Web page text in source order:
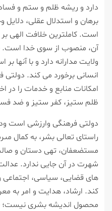
دارد و ريشه ظلم و ستم و فساد
برهان و استدلال عقلى،
است. كامل‏ترين خلافت الهى
آن، منصوب از سوى خدا است.
ولايت مدارانه دارد و با آنها
انسانى برخورد مى‏ كند. دولتى
امكانات منابع و خدمات را در
ظلم ستيز، كفر ستيز و ضد
دولتى فرهنگى وارزشى است
راستاى تعالى بشر، به كمال
مستضعفان، تهى دستان و
شهرت در آن جايى ندارد.
‏هاى قضايى، سياسى، اجتماعى
كند. ارشاد، هدايت و امر به
محصول انديشه بشرى نيست؛